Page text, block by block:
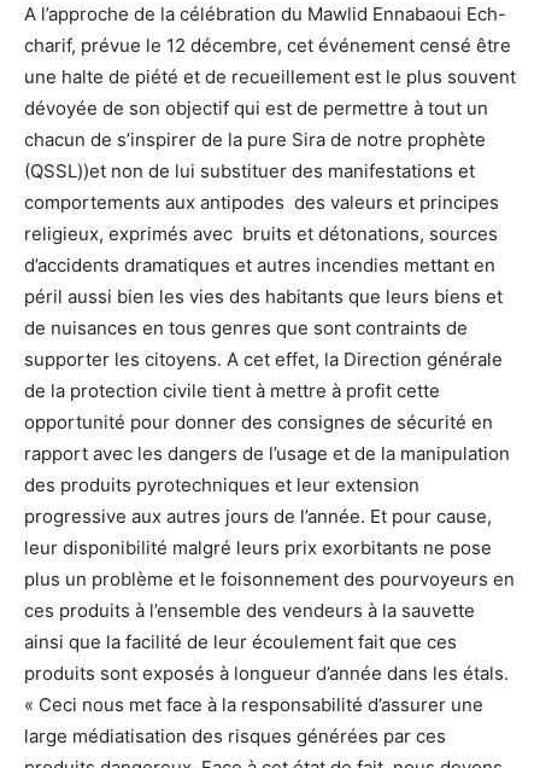
A l’approche de la célébration du Mawlid Ennabaoui Ech-
charif, prévue le 12 décembre, cet événement censé être
une halte de piété et de recueillement est le plus souvent
dévoyée de son objectif qui est de permettre à tout un
chacun de s’inspirer de la pure Sira de notre prophète
(QSSL))et non de lui substituer des manifestations et
comportements aux antipodes des valeurs et principes
religieux, exprimés avec bruits et détonations, sources
d’accidents dramatiques et autres incendies mettant en
péril aussi bien les vies des habitants que leurs biens et
de nuisances en tous genres que sont contraints de
supporter les citoyens. A cet effet, la Direction générale
de la protection civile tient à mettre à profit cette
opportunité pour donner des consignes de sécurité en
rapport avec les dangers de l’usage et de la manipulation
des produits pyrotechniques et leur extension
progressive aux autres jours de l’année. Et pour cause,
leur disponibilité malgré leurs prix exorbitants ne pose
plus un problème et le foisonnement des pourvoyeurs en
ces produits à l’ensemble des vendeurs à la sauvette
ainsi que la facilité de leur écoulement fait que ces
produits sont exposés à longueur d’année dans les étals.
« Ceci nous met face à la responsabilité d’assurer une
large médiatisation des risques générées par ces